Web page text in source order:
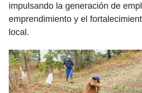
impulsando la generación de
emprendimiento y el
local.